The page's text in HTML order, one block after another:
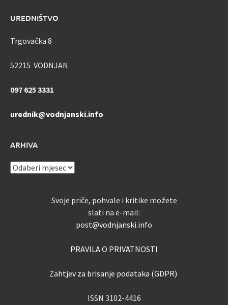
UREDNIŠTVO
Trgovačka 8
52215 VODNJAN
097 625 3331
urednik@vodnjanski.info
ARHIVA
ARHIVA
Svoje priče, pohvale i kritike možete
slati na e-mail:
post@vodnjanski.info
PRAVILA O PRIVATNOSTI
Zahtjev za brisanje podataka (GDPR)
ISSN 3102-4416